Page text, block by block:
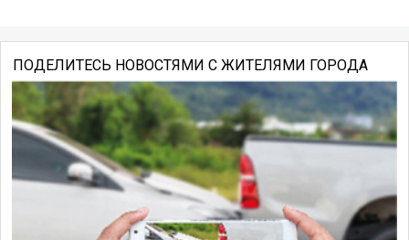
ПОДЕЛИТЕСЬ НОВОСТЯМИ С ЖИТЕЛЯМИ ГОРОДА